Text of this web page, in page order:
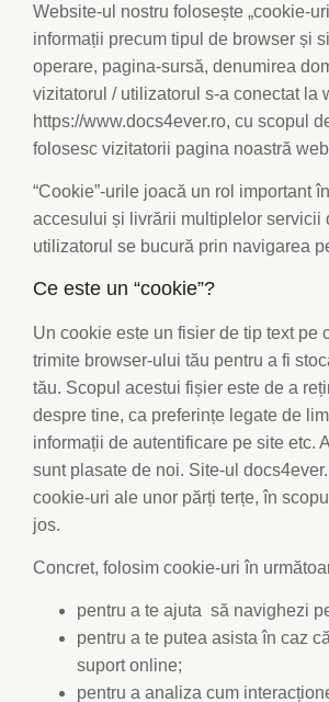
Website-ul nostru folosește „cookie-
informații precum tipul de browser și
operare, pagina-sursă, denumirea
vizitatorul / utilizatorul s-a conectat la
https://www.docs4ever.ro, cu scopul
folosesc vizitatorii pagina noastră
“Cookie”-urile joacă un rol important
accesului și livrării multiplelor servicii
utilizatorul se bucură prin navigarea
Ce este un “cookie”?
Un cookie este un fisier de tip text pe
trimite browser-ului tău pentru a fi
tău. Scopul acestui fișier este de a
despre tine, ca preferințe legate de
informații de autentificare pe site etc.
sunt plasate de noi. Site-ul
cookie-uri ale unor părți terțe, în
jos.
Concret, folosim cookie-uri în
pentru a te ajuta să navighezi
pentru a te putea asista în caz
suport online;
pentru a analiza cum